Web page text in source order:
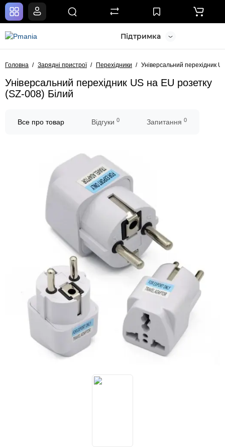
Підтримка
Головна Зарядні пристрої Перехідники Універсальний перехідник
Універсальний перехідник US на EU розетку
(SZ-008) Білий
Все про товар Відгуки 0 Запитання 0